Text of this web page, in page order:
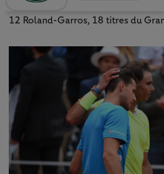
12 Roland-Garros, 18 titres du